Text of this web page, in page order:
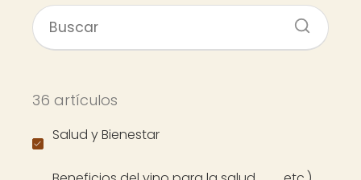
36 artículos
Salud y Bienestar